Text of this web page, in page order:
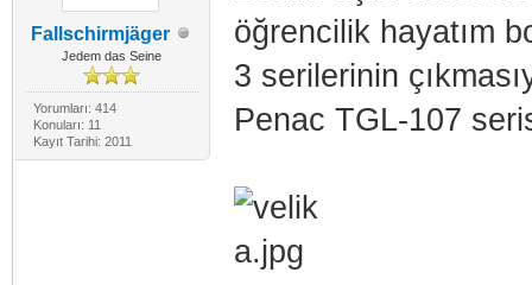
Fallschirmjäger
Jedem das Seine
Yorumları: 414
Konuları: 11
Kayıt Tarihi: 2011
öğrencilik hayatım
3 serilerinin
Penac TGL-107